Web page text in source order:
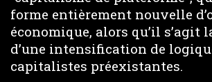
forme entièrement nouvelle
économique, alors qu’il s’agit
d’une intensification de
capitalistes préexistantes.